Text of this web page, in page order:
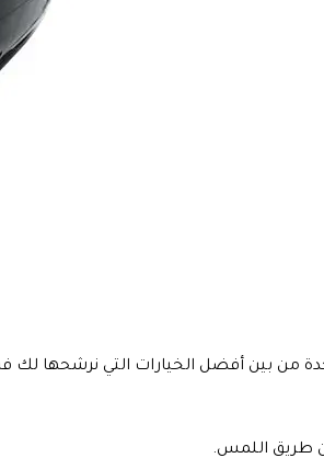
من بين أفضل الخيارات التي نرشحها
طريق اللمس.